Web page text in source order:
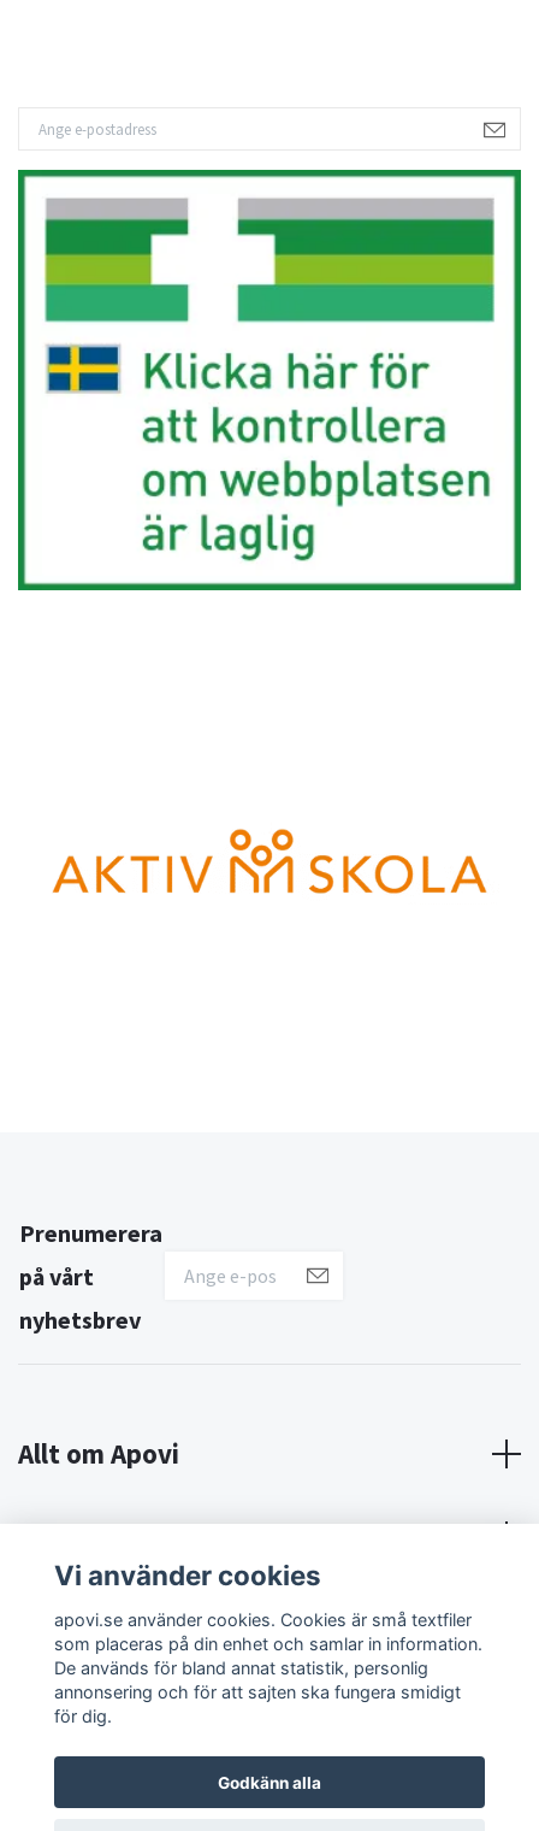
Prenumerera
på vårt
nyhetsbrev
Allt om Apovi
Om Apovi
Sociala medier
Vi använder cookies
apovi.se använder cookies. Cookies är små textfiler
som placeras på din enhet och samlar in information.
De används för bland annat statistik, personlig
annonsering och för att sajten ska fungera smidigt
för dig.
Godkänn alla